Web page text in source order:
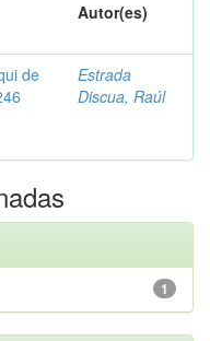
Autor(es)
de
Estrada
Discua, Raúl
1